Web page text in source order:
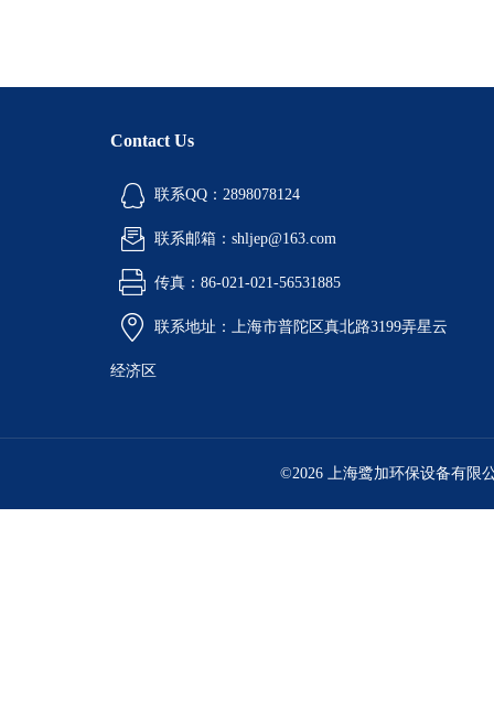
Contact Us
联系QQ：2898078124
联系邮箱：shljep@163.com
传真：86-021-021-56531885
联系地址：上海市普陀区真北路3199弄星云
经济区
©2026 上海鹭加环保设备有限